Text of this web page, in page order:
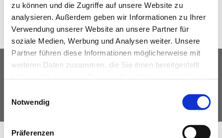
zu können und die Zugriffe auf unsere Website zu
analysieren. Außerdem geben wir Informationen zu Ihrer
Verwendung unserer Website an unsere Partner für
soziale Medien, Werbung und Analysen weiter. Unsere
Partner führen diese Informationen möglicherweise mit
weiteren Daten zusammen, die Sie ihnen bereitgestellt
Notwendig
Präferenzen
INTERESSEN­VERTRETUNG
MITGLIEDER­VERZEICHNIS
SERVICE
IMPRESSUM DATENSCHUTZ